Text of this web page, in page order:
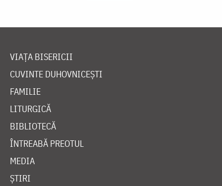
VIAȚA BISERICII
CUVINTE DUHOVNICEȘTI
FAMILIE
LITURGICĂ
BIBLIOTECĂ
ÎNTREABĂ PREOTUL
MEDIA
ȘTIRI